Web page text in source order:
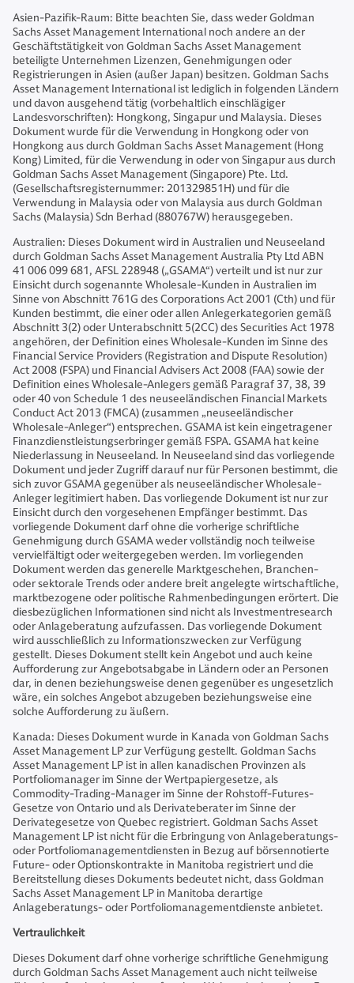
Asien-Pazifik-Raum: Bitte beachten Sie, dass weder Goldman
Sachs Asset Management International noch andere an der
Geschäftstätigkeit von Goldman Sachs Asset Management
beteiligte Unternehmen Lizenzen, Genehmigungen oder
Registrierungen in Asien (außer Japan) besitzen. Goldman Sachs
Asset Management International ist lediglich in folgenden Ländern
und davon ausgehend tätig (vorbehaltlich einschlägiger
Landesvorschriften): Hongkong, Singapur und Malaysia. Dieses
Dokument wurde für die Verwendung in Hongkong oder von
Hongkong aus durch Goldman Sachs Asset Management (Hong
Kong) Limited, für die Verwendung in oder von Singapur aus durch
Goldman Sachs Asset Management (Singapore) Pte. Ltd.
(Gesellschaftsregisternummer: 201329851H) und für die
Verwendung in Malaysia oder von Malaysia aus durch Goldman
Sachs (Malaysia) Sdn Berhad (880767W) herausgegeben.
Australien: Dieses Dokument wird in Australien und Neuseeland
durch Goldman Sachs Asset Management Australia Pty Ltd ABN
41 006 099 681, AFSL 228948 („GSAMA“) verteilt und ist nur zur
Einsicht durch sogenannte Wholesale-Kunden in Australien im
Sinne von Abschnitt 761G des Corporations Act 2001 (Cth) und für
Kunden bestimmt, die einer oder allen Anlegerkategorien gemäß
Abschnitt 3(2) oder Unterabschnitt 5(2CC) des Securities Act 1978
angehören, der Definition eines Wholesale-Kunden im Sinne des
Financial Service Providers (Registration and Dispute Resolution)
Act 2008 (FSPA) und Financial Advisers Act 2008 (FAA) sowie der
Definition eines Wholesale-Anlegers gemäß Paragraf 37, 38, 39
oder 40 von Schedule 1 des neuseeländischen Financial Markets
Conduct Act 2013 (FMCA) (zusammen „neuseeländischer
Wholesale-Anleger“) entsprechen. GSAMA ist kein eingetragener
Finanzdienstleistungserbringer gemäß FSPA. GSAMA hat keine
Niederlassung in Neuseeland. In Neuseeland sind das vorliegende
Dokument und jeder Zugriff darauf nur für Personen bestimmt, die
sich zuvor GSAMA gegenüber als neuseeländischer Wholesale-
Anleger legitimiert haben. Das vorliegende Dokument ist nur zur
Einsicht durch den vorgesehenen Empfänger bestimmt. Das
vorliegende Dokument darf ohne die vorherige schriftliche
Genehmigung durch GSAMA weder vollständig noch teilweise
vervielfältigt oder weitergegeben werden. Im vorliegenden
Dokument werden das generelle Marktgeschehen, Branchen-
oder sektorale Trends oder andere breit angelegte wirtschaftliche,
marktbezogene oder politische Rahmenbedingungen erörtert. Die
diesbezüglichen Informationen sind nicht als Investmentresearch
oder Anlageberatung aufzufassen. Das vorliegende Dokument
wird ausschließlich zu Informationszwecken zur Verfügung
gestellt. Dieses Dokument stellt kein Angebot und auch keine
Aufforderung zur Angebotsabgabe in Ländern oder an Personen
dar, in denen beziehungsweise denen gegenüber es ungesetzlich
wäre, ein solches Angebot abzugeben beziehungsweise eine
solche Aufforderung zu äußern.
Kanada: Dieses Dokument wurde in Kanada von Goldman Sachs
Asset Management LP zur Verfügung gestellt. Goldman Sachs
Asset Management LP ist in allen kanadischen Provinzen als
Portfoliomanager im Sinne der Wertpapiergesetze, als
Commodity-Trading-Manager im Sinne der Rohstoff-Futures-
Gesetze von Ontario und als Derivateberater im Sinne der
Derivategesetze von Quebec registriert. Goldman Sachs Asset
Management LP ist nicht für die Erbringung von Anlageberatungs-
oder Portfoliomanagementdiensten in Bezug auf börsennotierte
Future- oder Optionskontrakte in Manitoba registriert und die
Bereitstellung dieses Dokuments bedeutet nicht, dass Goldman
Sachs Asset Management LP in Manitoba derartige
Anlageberatungs- oder Portfoliomanagementdienste anbietet.
Vertraulichkeit
Dieses Dokument darf ohne vorherige schriftliche Genehmigung
durch Goldman Sachs Asset Management auch nicht teilweise